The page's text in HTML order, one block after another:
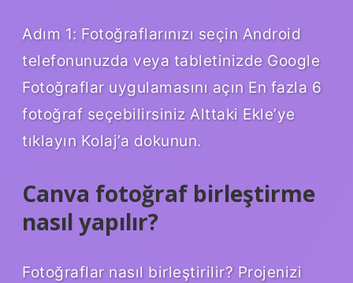
Adım 1: Fotoğraflarınızı seçin Android
telefonunuzda veya tabletinizde Google
Fotoğraflar uygulamasını açın En fazla 6
fotoğraf seçebilirsiniz Alttaki Ekle’ye
tıklayın Kolaj’a dokunun.
Canva fotoğraf birleştirme
nasıl yapılır?
Fotoğraflar nasıl birleştirilir? Projenizi